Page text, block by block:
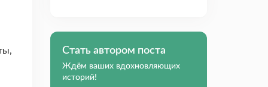
Стать автором поста
Ждём ваших вдохновляющих
историй!